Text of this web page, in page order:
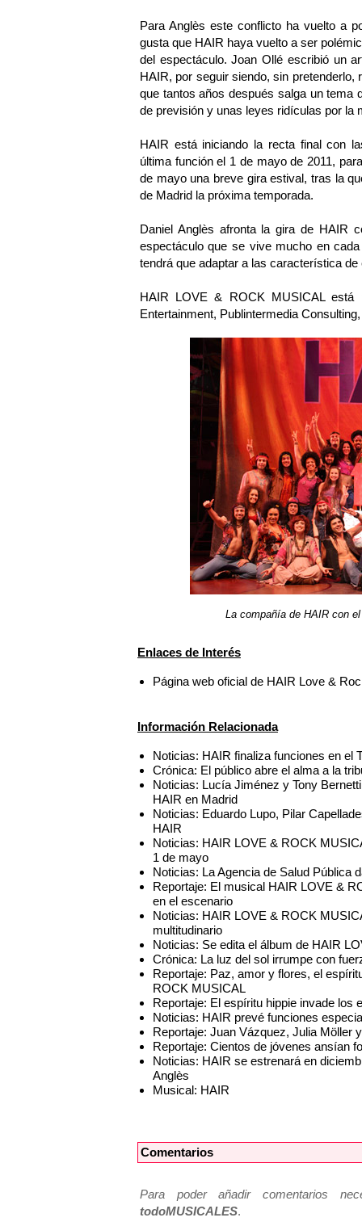
Para Anglès este conflicto ha vuelto a
gusta que HAIR haya vuelto a ser
del espectáculo. Joan Ollé escribió un
HAIR, por seguir siendo, sin pretenderlo,
que tantos años después salga un tema
de previsión y unas leyes ridículas por la
HAIR está iniciando la recta final con
última función el 1 de mayo de 2011,
de mayo una breve gira estival, tras la
de Madrid la próxima temporada.
Daniel Anglès afronta la gira de HAIR
espectáculo que se vive mucho en
tendrá que adaptar a las característica
HAIR LOVE & ROCK MUSICAL está
Entertainment, Publintermedia
La compañía de HAIR con
Enlaces de Interés
Página web oficial de HAIR Love &
Información Relacionada
Noticias: HAIR finaliza funciones en el
Crónica: El público abre el alma a la
Noticias: Lucía Jiménez y Tony
HAIR en Madrid
Noticias: Eduardo Lupo, Pilar
HAIR
Noticias: HAIR LOVE & ROCK
1 de mayo
Noticias: La Agencia de Salud Pública
Reportaje: El musical HAIR LOVE &
en el escenario
Noticias: HAIR LOVE & ROCK
multitudinario
Noticias: Se edita el álbum de HAIR
Crónica: La luz del sol irrumpe con
Reportaje: Paz, amor y flores, el
ROCK MUSICAL
Reportaje: El espíritu hippie invade los
Noticias: HAIR prevé funciones
Reportaje: Juan Vázquez, Julia Möller
Reportaje: Cientos de jóvenes ansían
Noticias: HAIR se estrenará en
Anglès
Musical: HAIR
Comentarios
Para poder añadir comentarios
todoMUSICALES.